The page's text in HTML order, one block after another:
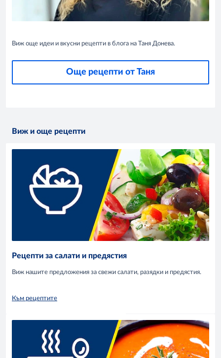
Виж още идеи и вкусни рецепти в блога на Таня Донева.
Още рецепти от Таня
Виж и още рецепти
Рецепти за салати и предястия
Виж нашите предложения за свежи салати, разядки и предястия.
Към рецептите